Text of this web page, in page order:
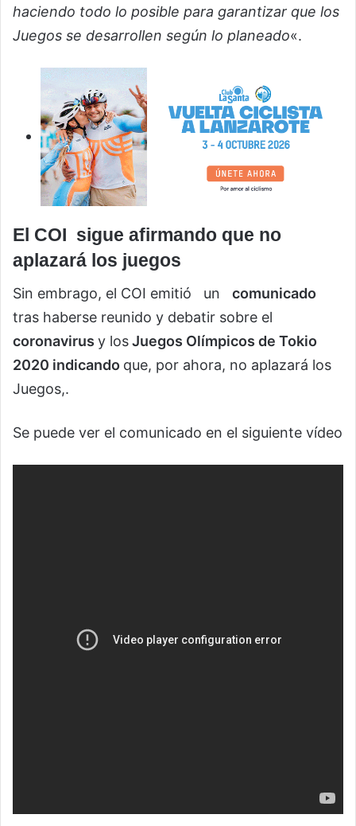
haciendo todo lo posible para garantizar que los
Juegos se desarrollen según lo planeado«.
El COI sigue afirmando que no
aplazará los juegos
Sin embrago, el COI emitió un comunicado
tras haberse reunido y debatir sobre el
coronavirus y losJuegos Olímpicos de Tokio
2020 indicando que, por ahora, no aplazará los
Juegos,.
Se puede ver el comunicado en el siguiente vídeo